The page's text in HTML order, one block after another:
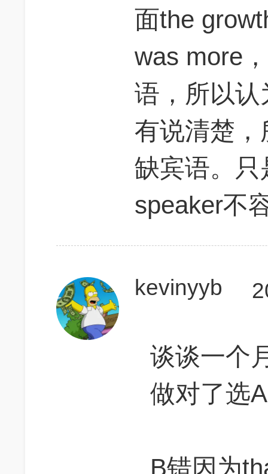
面the
was more
语，所以
有说清楚
缺宾语。只
speaker不
kevinyyb
谈谈一个
做对了选
B错因为